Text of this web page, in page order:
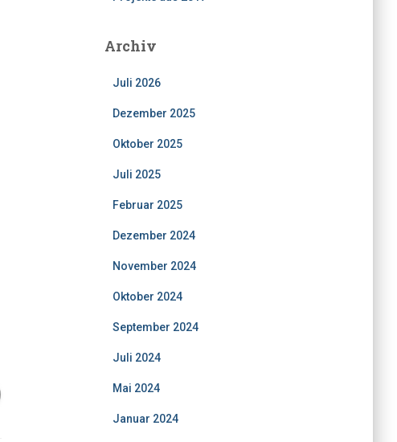
Archiv
Juli 2026
Dezember 2025
Oktober 2025
Juli 2025
Februar 2025
Dezember 2024
November 2024
Oktober 2024
September 2024
Juli 2024
Mai 2024
Januar 2024